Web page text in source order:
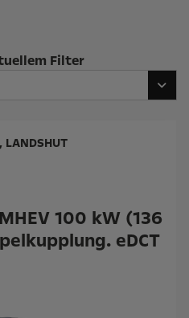
Filter
100 kW (136
eDCT
LANDSHUT